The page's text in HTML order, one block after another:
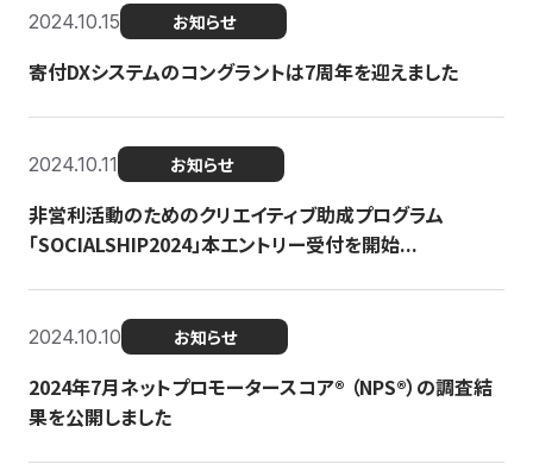
2024.10.15 お知らせ
寄付DXシステムのコングラントは7周年を迎えました
2024.10.11 お知らせ
非営利活動のためのクリエイティブ助成プログラム
「SOCIALSHIP2024」本エントリー受付を開始...
2024.10.10 お知らせ
2024年7月ネットプロモータースコア®︎ （NPS®︎）の調査結
果を公開しました